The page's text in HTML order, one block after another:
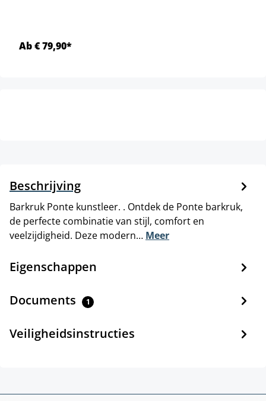
Ab € 79,90*
Beschrijving
Barkruk Ponte kunstleer. . Ontdek de Ponte barkruk,
de perfecte combinatie van stijl, comfort en
veelzijdigheid. Deze modern… Meer
Eigenschappen
Documents 1
Veiligheidsinstructies